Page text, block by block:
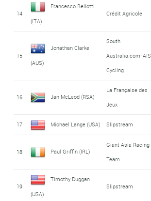
14
Francesco Bellotti
(ITA)
Crédit Agricole
15
Jonathan Clarke
(AUS)
South
Australia.com-AIS
Cycling
16 Jan McLeod (RSA)
La Française des
Jeux
17 Michael Lange (USA) Slipstream
18 Paul Griffin (IRL)
Giant Asia Racing
Team
19
Timothy Duggan
(USA)
Slipstream